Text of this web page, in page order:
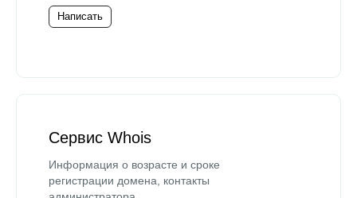
Написать
Сервис Whois
Информация о возрасте и сроке
регистрации домена, контакты